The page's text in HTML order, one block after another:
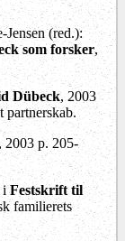
(red.):
som forsker,
Dübeck, 2003
partnerskab.
2003 p. 205-
iFestskrift til
familierets